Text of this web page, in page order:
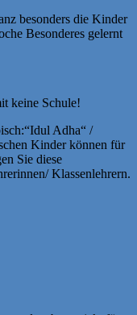
besonders die Kinder
Besonderes gelernt
keine Schule!
Adha“ /
Kinder können für
Sie diese
Klassenlehrern.